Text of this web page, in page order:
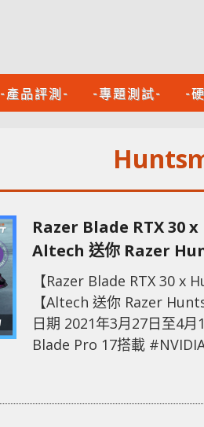
-產品評測- -專題測試- -
Razer Blade RTX 30
Altech 送你 Razer
【Razer Blade RTX 30 x
【Altech 送你 Razer
日期 2021年3月27日至4月11日 - 全新 #Blade 15 和
Blade Pro 17搭載
更多解析度選項。Blade
15.6” 螢幕選項 : 360Hz